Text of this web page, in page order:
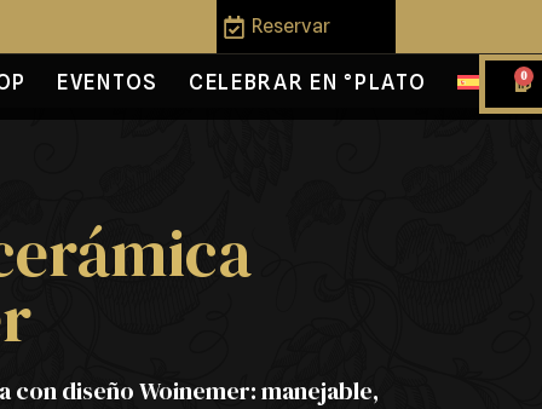
Reservar
EVENTOS CELEBRAR EN °PLATO 0
con diseño Woinemer: manejable,